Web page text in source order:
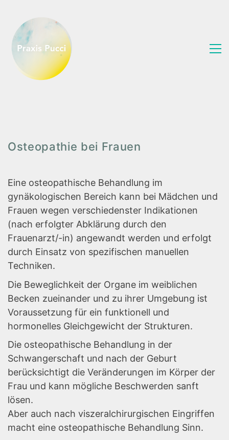
Osteopathie bei Frauen
Eine osteopathische Behandlung im
gynäkologischen Bereich kann bei Mädchen und
Frauen wegen verschiedenster Indikationen
(nach erfolgter Abklärung durch den
Frauenarzt/-in) angewandt werden und erfolgt
durch Einsatz von spezifischen manuellen
Techniken.
Die Beweglichkeit der Organe im weiblichen
Becken zueinander und zu ihrer Umgebung ist
Voraussetzung für ein funktionell und
hormonelles Gleichgewicht der Strukturen.
Die osteopathische Behandlung in der
Schwangerschaft und nach der Geburt
berücksichtigt die Veränderungen im Körper der
Frau und kann mögliche Beschwerden sanft
lösen.
Aber auch nach viszeralchirurgischen Eingriffen
macht eine osteopathische Behandlung Sinn.